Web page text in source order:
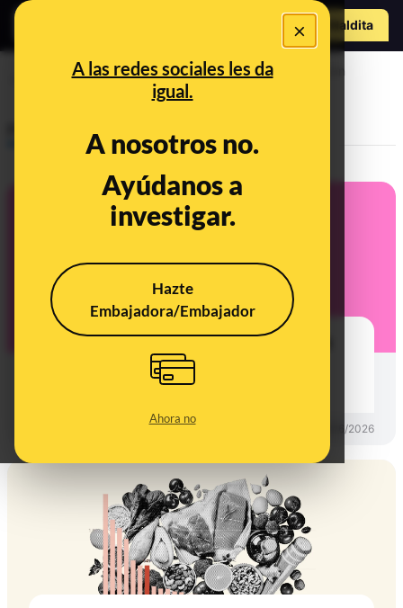
×
A las redes sociales les da
igual.
A nosotros no.
Ayúdanos a
investigar.
Hazte
Embajadora/Embajador
Ahora no
Hazte Maldita
Agencia Española de Seguridad Alimentaria y Nutrición
Vender leche cruda en España es
legal y está regulado, pero es
peligroso: muuuucho cuidado
08/06/2026